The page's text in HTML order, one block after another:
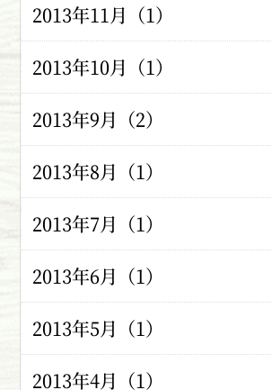
2013年11月（1）
2013年10月（1）
2013年9月（2）
2013年8月（1）
2013年7月（1）
2013年6月（1）
2013年5月（1）
2013年4月（1）